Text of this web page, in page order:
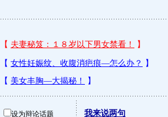
设为辩论话题 我来说两句